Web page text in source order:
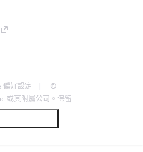
偏好設定
©
或其附屬公司。保留